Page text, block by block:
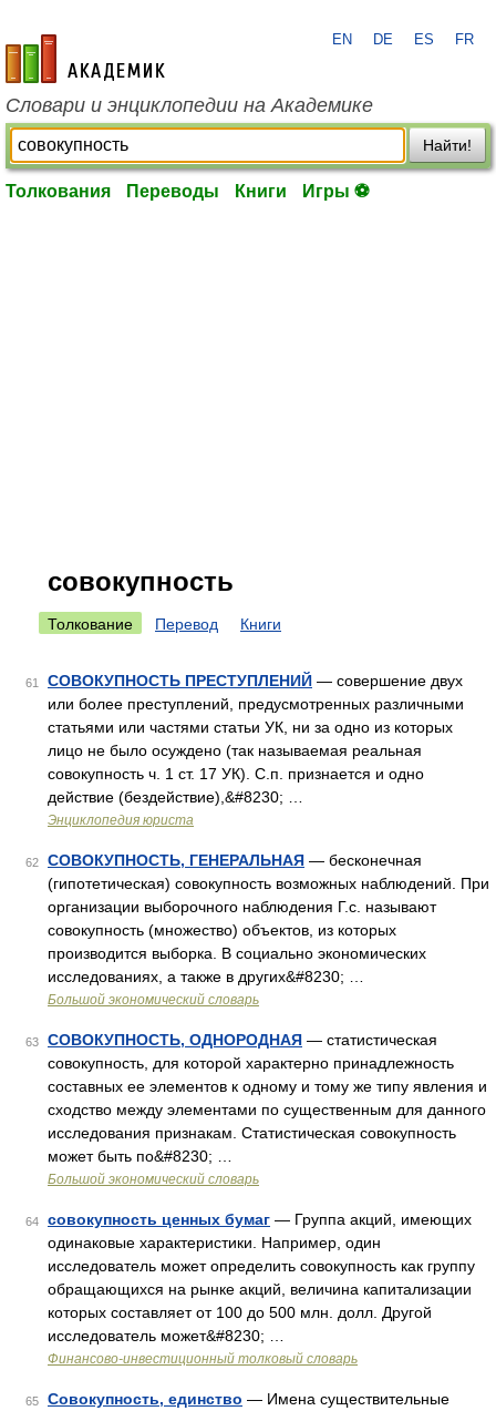
academic.ru
EN DE ES FR
Словари и энциклопедии на Академике
Найти!
Толкования Переводы Книги Игры ⚽
совокупность
Толкование Перевод Книги
61 СОВОКУПНОСТЬ ПРЕСТУПЛЕНИЙ — совершение двух
или более преступлений, предусмотренных различными
статьями или частями статьи УК, ни за одно из которых
лицо не было осуждено (так называемая реальная
совокупность ч. 1 ст. 17 УК). С.п. признается и одно
действие (бездействие),&#8230; …
Энциклопедия юриста
62 СОВОКУПНОСТЬ, ГЕНЕРАЛЬНАЯ — бесконечная
(гипотетическая) совокупность возможных наблюдений. При
организации выборочного наблюдения Г.с. называют
совокупность (множество) объектов, из которых
производится выборка. В социально экономических
исследованиях, а также в других&#8230; …
Большой экономический словарь
63 СОВОКУПНОСТЬ, ОДНОРОДНАЯ — статистическая
совокупность, для которой характерно принадлежность
составных ее элементов к одному и тому же типу явления и
сходство между элементами по существенным для данного
исследования признакам. Статистическая совокупность
может быть по&#8230; …
Большой экономический словарь
64 совокупность ценных бумаг — Группа акций, имеющих
одинаковые характеристики. Например, один
исследователь может определить совокупность как группу
обращающихся на рынке акций, величина капитализации
которых составляет от 100 до 500 млн. долл. Другой
исследователь может&#8230; …
Финансово-инвестиционный толковый словарь
65 Совокупность, единство — Имена существительные